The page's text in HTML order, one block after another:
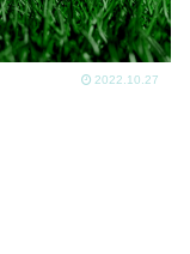
2022.10.27